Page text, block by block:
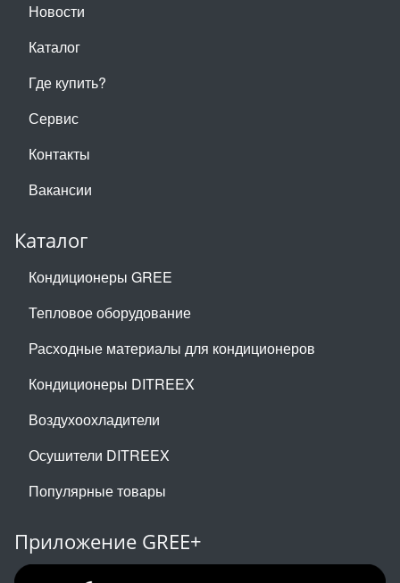
Новости
Каталог
Где купить?
Сервис
Контакты
Вакансии
Каталог
Кондиционеры GREE
Тепловое оборудование
Расходные материалы для кондиционеров
Кондиционеры DITREEX
Воздухоохладители
Осушители DITREEX
Популярные товары
Приложение GREE+